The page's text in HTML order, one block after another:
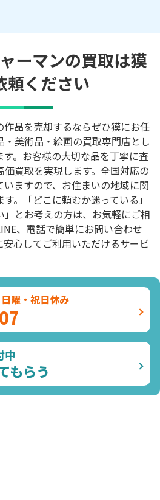
ーマンの買取は獏
頼ください
作品を売却するならぜひ獏にお任
美術品・絵画の買取専門店とし
。お客様の大切な品を丁寧に査
買取を実現します。全国対応の
ますので、お住まいの地域に関
。「どこに頼むか迷っている」
」とお考えの方は、お気軽にご相
、電話で簡単にお問い合わせ
心してご利用いただけるサービ
曜・祝日休み
中
もらう